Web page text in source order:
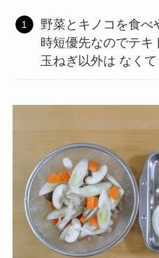
野菜とキノコを食べ
時短優先なのでテキ
玉ねぎ以外は なくて